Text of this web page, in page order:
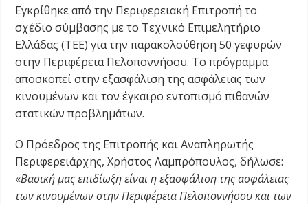
Εγκρίθηκε από την Περιφερειακή Επιτροπή το
σχέδιο σύμβασης με το Τεχνικό Επιμελητήριο
Ελλάδας (ΤΕΕ) για την παρακολούθηση 50 γεφυρών
στην Περιφέρεια Πελοποννήσου. Το πρόγραμμα
αποσκοπεί στην εξασφάλιση της ασφάλειας των
κινουμένων και τον έγκαιρο εντοπισμό πιθανών
στατικών προβλημάτων.
Ο Πρόεδρος της Επιτροπής και Αναπληρωτής
Περιφερειάρχης, Χρήστος Λαμπρόπουλος, δήλωσε:
«Βασική μας επιδίωξη είναι η εξασφάλιση της ασφάλειας
των κινουμένων στην Περιφέρεια Πελοποννήσου και των